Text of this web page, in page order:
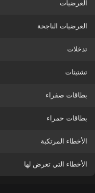
العرضيات
العرضيات الناجحة
تدخلات
تشتيتات
بطاقات صفراء
بطاقات حمراء
الأخطاء المرتكبة
الأخطاء التي تعرض لها